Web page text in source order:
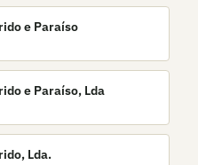
e Paraíso
e Paraíso, Lda
Lda.